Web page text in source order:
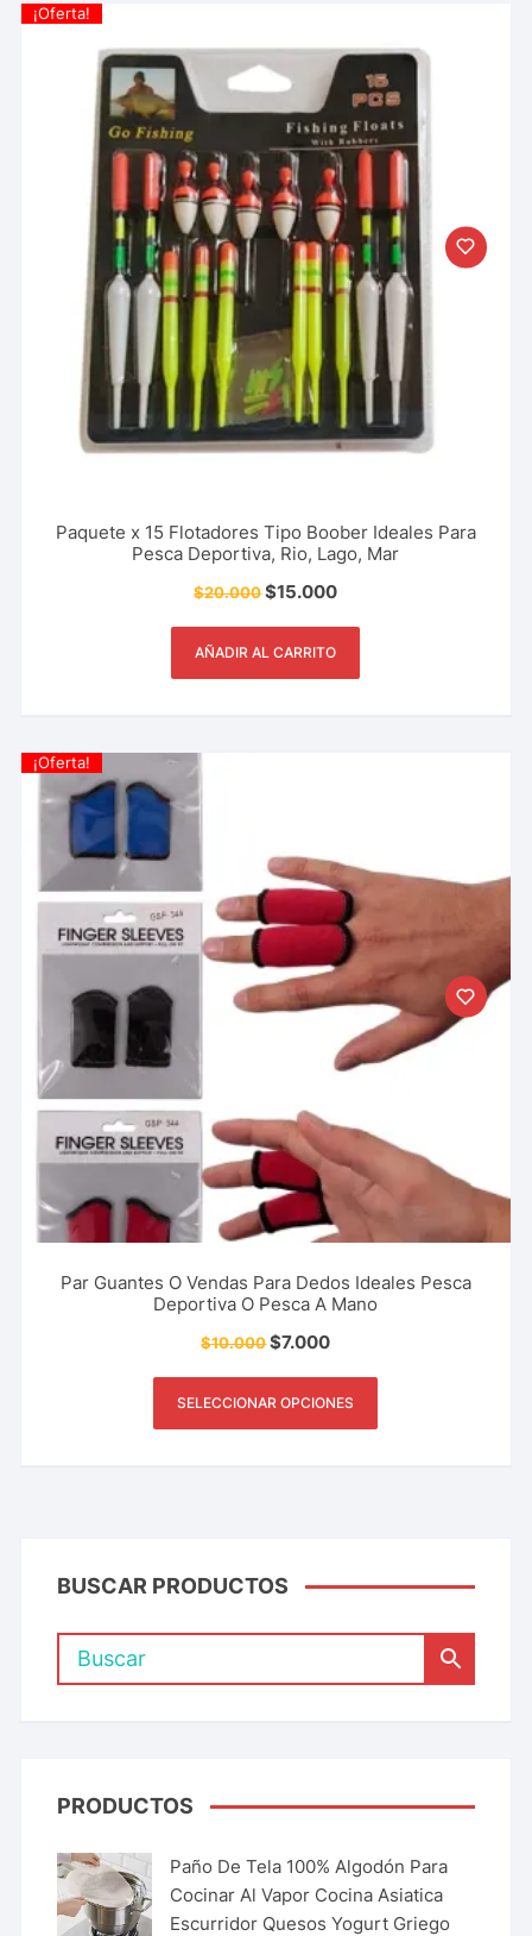
¡Oferta!
Paquete x 15 Flotadores Tipo Boober Ideales Para
Pesca Deportiva, Rio, Lago, Mar
$20.000$15.000
AÑADIR AL CARRITO
¡Oferta!
Par Guantes O Vendas Para Dedos Ideales Pesca
Deportiva O Pesca A Mano
$10.000$7.000
SELECCIONAR OPCIONES
BUSCAR PRODUCTOS
PRODUCTOS
Paño De Tela 100% Algodón Para
Cocinar Al Vapor Cocina Asiatica
Escurridor Quesos Yogurt Griego